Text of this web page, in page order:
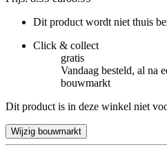
Dit product wordt niet thuis
Click & collect
gratis
Vandaag besteld, al na
bouwmarkt
Dit product is in deze winkel niet
Wijzig bouwmarkt